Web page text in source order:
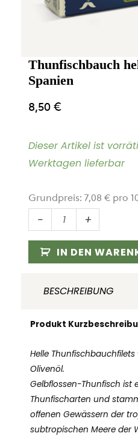
Thunfischbauch
Spanien
8,50€
Dieser Artikel ist
Werktagen lieferbar
Grundpreis: 7,08 € pro
-
Thunfischbauch
hell
120
Espinaler
Menge
+
IN DEN
BESCHREIBUNG
Produkt
Helle
Olivenöl.
Gelbflossen-Thunfisch ist
Thunfischarten und
offenen Gewässern der
subtropischen Meere der